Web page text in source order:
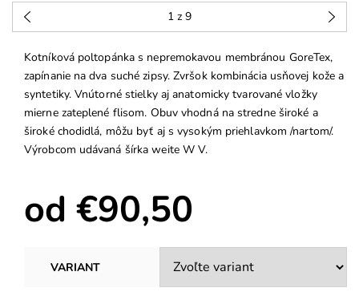
1 z 9
Kotníková poltopánka s nepremokavou membránou GoreTex,
zapínanie na dva suché zipsy. Zvršok kombinácia usňovej kože a
syntetiky. Vnútorné stielky aj anatomicky tvarované vložky
mierne zateplené flisom. Obuv vhodná na stredne široké a
široké chodidlá, môžu byť aj s vysokým priehlavkom /nartom/.
Výrobcom udávaná šírka weite W V.
od €90,50
VARIANT